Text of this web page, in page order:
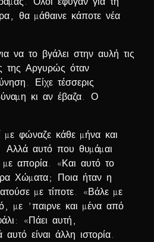
θα µάθαινε κάποτε νέα
να το βγάλει στην αυλή τις
της Αργυρώς όταν
Είχε τέσσερις
κι αν έβαζα. Ο
φώναζε κάθε µήνα και
Αλλά αυτό που θυµάµαι
απορία. «Και αυτό το
Χώµατα; Ποια ήταν η
µε τίποτε. «Βάλε µε
µε ’παιρνε και µένα από
«Πάει αυτή,
είναι άλλη ιστορία.